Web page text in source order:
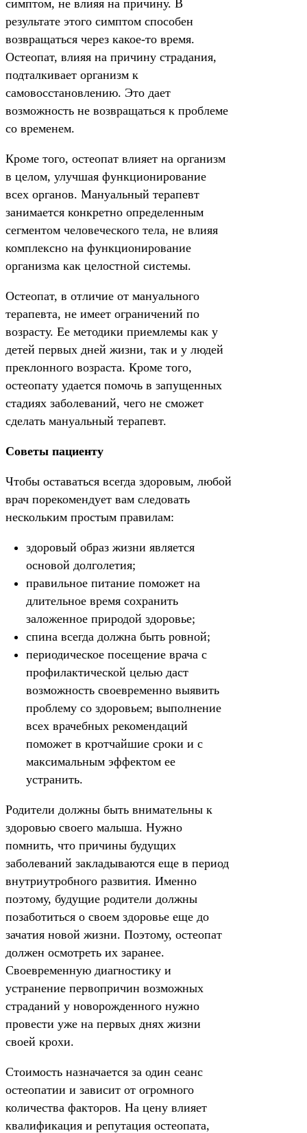
симптом, не влияя на причину. В
результате этого симптом способен
возвращаться через какое-то время.
Остеопат, влияя на причину страдания,
подталкивает организм к
самовосстановлению. Это дает
возможность не возвращаться к проблеме
со временем.
Кроме того, остеопат влияет на организм
в целом, улучшая функционирование
всех органов. Мануальный терапевт
занимается конкретно определенным
сегментом человеческого тела, не влияя
комплексно на функционирование
организма как целостной системы.
Остеопат, в отличие от мануального
терапевта, не имеет ограничений по
возрасту. Ее методики приемлемы как у
детей первых дней жизни, так и у людей
преклонного возраста. Кроме того,
остеопату удается помочь в запущенных
стадиях заболеваний, чего не сможет
сделать мануальный терапевт.
Советы пациенту
Чтобы оставаться всегда здоровым, любой
врач порекомендует вам следовать
нескольким простым правилам:
здоровый образ жизни является
основой долголетия;
правильное питание поможет на
длительное время сохранить
заложенное природой здоровье;
спина всегда должна быть ровной;
периодическое посещение врача с
профилактической целью даст
возможность своевременно выявить
проблему со здоровьем; выполнение
всех врачебных рекомендаций
поможет в кротчайшие сроки и с
максимальным эффектом ее
устранить.
Родители должны быть внимательны к
здоровью своего малыша. Нужно
помнить, что причины будущих
заболеваний закладываются еще в период
внутриутробного развития. Именно
поэтому, будущие родители должны
позаботиться о своем здоровье еще до
зачатия новой жизни. Поэтому, остеопат
должен осмотреть их заранее.
Своевременную диагностику и
устранение первопричин возможных
страданий у новорожденного нужно
провести уже на первых днях жизни
своей крохи.
Стоимость назначается за один сеанс
остеопатии и зависит от огромного
количества факторов. На цену влияет
квалификация и репутация остеопата,